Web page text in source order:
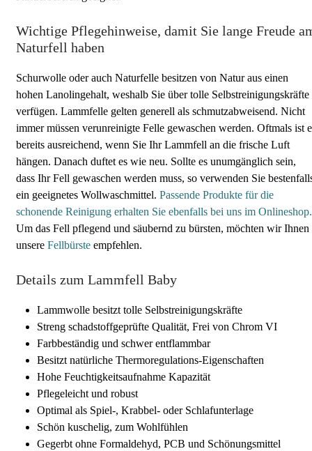
Wichtige Pflegehinweise, damit Sie lange Freude
Naturfell haben
Schurwolle oder auch Naturfelle besitzen von Natur aus einen
hohen Lanolingehalt, weshalb Sie über tolle Selbstreinigungskräfte
verfügen. Lammfelle gelten generell als schmutzabweisend. Nicht
immer müssen verunreinigte Felle gewaschen werden. Oftmals ist
bereits ausreichend, wenn Sie Ihr Lammfell an die frische Luft
hängen. Danach duftet es wie neu. Sollte es unumgänglich sein,
dass Ihr Fell gewaschen werden muss, so verwenden Sie
ein geeignetes Wollwaschmittel. Passende Produkte für die
schonende Reinigung erhalten Sie ebenfalls bei uns im Onlineshop.
Um das Fell pflegend und säubernd zu bürsten, möchten wir Ihnen
unsere Fellbürste empfehlen.
Details zum Lammfell Baby
Lammwolle besitzt tolle Selbstreinigungskräfte
Streng schadstoffgeprüfte Qualität, Frei von Chrom VI
Farbbeständig und schwer entflammbar
Besitzt natürliche Thermoregulations-Eigenschaften
Hohe Feuchtigkeitsaufnahme Kapazität
Pflegeleicht und robust
Optimal als Spiel-, Krabbel- oder Schlafunterlage
Schön kuschelig, zum Wohlfühlen
Gegerbt ohne Formaldehyd, PCB und Schönungsmittel